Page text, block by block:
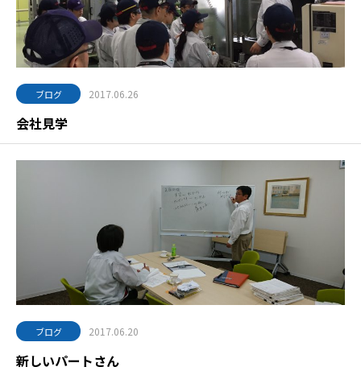
ブログ 2017.06.26
会社見学
ブログ 2017.06.20
新しいパートさん